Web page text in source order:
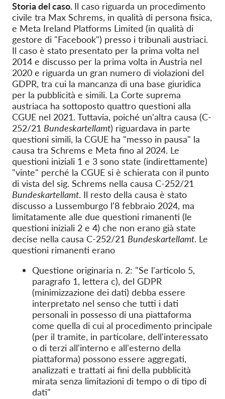
Storia del caso. Il caso riguarda un procedimento
civile tra Max Schrems, in qualità di persona fisica,
e Meta Ireland Platforms Limited (in qualità di
gestore di "Facebook") presso i tribunali austriaci.
Il caso è stato presentato per la prima volta nel
2014 e discusso per la prima volta in Austria nel
2020 e riguarda un gran numero di violazioni del
GDPR, tra cui la mancanza di una base giuridica
per la pubblicità e simili. La Corte suprema
austriaca ha sottoposto quattro questioni alla
CGUE nel 2021. Tuttavia, poiché un'altra causa (C-
252/21 Bundeskartellamt) riguardava in parte
questioni simili, la CGUE ha "messo in pausa" la
causa tra Schrems e Meta fino al 2024. Le
questioni iniziali 1 e 3 sono state (indirettamente)
"vinte" perché la CGUE si è schierata con il punto
di vista del sig. Schrems nella causa C-252/21
Bundeskartellamt. Il resto della causa è stato
discusso a Lussemburgo l'8 febbraio 2024, ma
limitatamente alle due questioni rimanenti (le
questioni iniziali 2 e 4) che non erano già state
decise nella causa C-252/21 Bundeskartellamt. Le
questioni rimanenti erano
Questione originaria n. 2: "Se l'articolo 5,
paragrafo 1, lettera c), del GDPR
(minimizzazione dei dati) debba essere
interpretato nel senso che tutti i dati
personali in possesso di una piattaforma
come quella di cui al procedimento principale
(per il tramite, in particolare, dell'interessato
o di terzi all'interno e all'esterno della
piattaforma) possono essere aggregati,
analizzati e trattati ai fini della pubblicità
mirata senza limitazioni di tempo o di tipo di
dati"